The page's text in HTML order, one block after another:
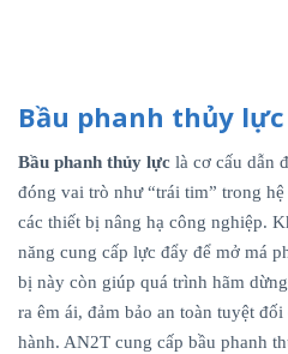
Bầu phanh thủy lực
Bầu phanh thủy lực là cơ cấu dẫn
đóng vai trò như “trái tim” trong
các thiết bị nâng hạ công nghiệp.
năng cung cấp lực đẩy để mở má
bị này còn giúp quá trình hãm
ra êm ái, đảm bảo an toàn tuyệt
hành. AN2T cung cấp bầu phanh